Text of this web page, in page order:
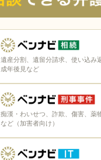
遺産分割、遺留分請求、使い込み
成年後見など
痴漢・わいせつ、詐欺、傷害、薬
など（加害者向け）